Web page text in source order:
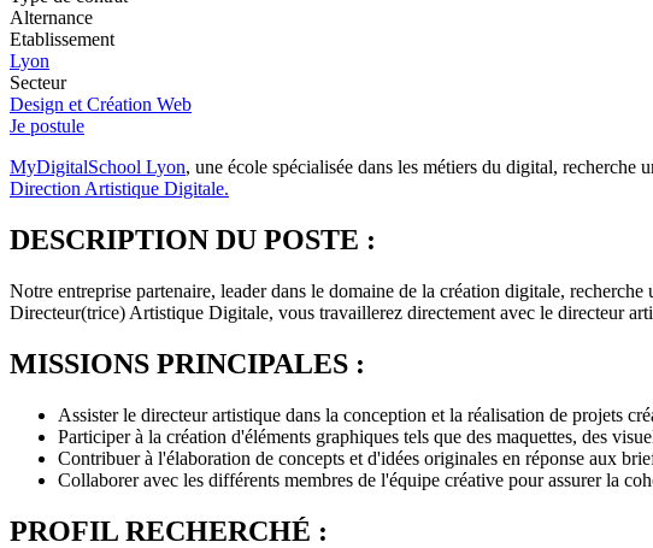
Alternance
Etablissement
Lyon
Secteur
Design et Création Web
Je postule
MyDigitalSchool Lyon, une école spécialisée dans les métiers du digital,
Direction Artistique Digitale.
DESCRIPTION DU POSTE :
Notre entreprise partenaire, leader dans le domaine de la création digitale,
Directeur(trice) Artistique Digitale, vous travaillerez directement avec le directeur
MISSIONS PRINCIPALES :
Assister le directeur artistique dans la conception et la réalisation de projets
Participer à la création d'éléments graphiques tels que des maquettes, des
Contribuer à l'élaboration de concepts et d'idées originales en réponse aux
Collaborer avec les différents membres de l'équipe créative pour assurer la
PROFIL RECHERCHÉ :